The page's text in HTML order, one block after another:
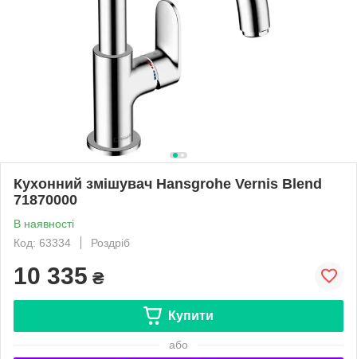
Кухонний змішувач Hansgrohe Vernis Blend
71870000
В наявності
Код: 63334
Роздріб
10 335 ₴
Купити
або